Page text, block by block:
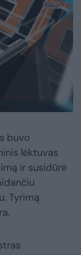
buvo
lėktuvas
ir susidūrė
Tyrimą